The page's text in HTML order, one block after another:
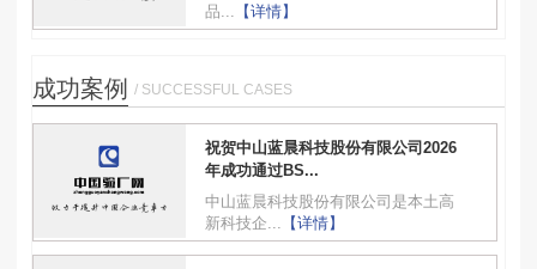
品...
【详情】
成功案例 / SUCCESSFUL CASES
祝贺中山蓝晨科技股份有限公司2026
年成功通过BS...
中山蓝晨科技股份有限公司是本土高
新科技企...
【详情】